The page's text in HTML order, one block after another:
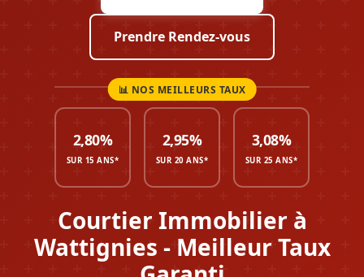
Courtier Immobilier à
Wattignies - Meilleur Taux
Prendre Rendez-vous
2,80%
SUR 15 ANS*
2,95%
SUR 20 ANS*
3,08%
SUR 25 ANS*